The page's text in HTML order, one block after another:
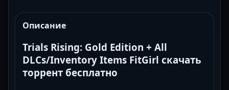
Описание
Trials Rising: Gold Edition + All
DLCs/Inventory Items FitGirl скачать
торрент бесплатно